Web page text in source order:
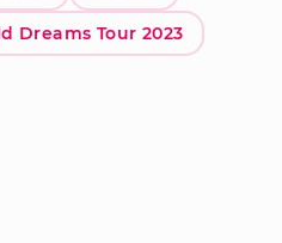
Dreams Tour 2023